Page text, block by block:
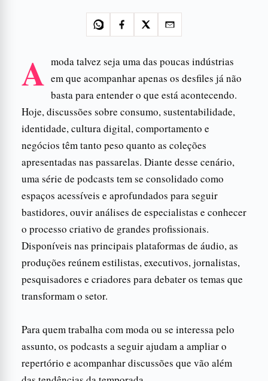
A moda talvez seja uma das poucas indústrias
em que acompanhar apenas os desfiles já não
basta para entender o que está acontecendo.
Hoje, discussões sobre consumo, sustentabilidade,
identidade, cultura digital, comportamento e
negócios têm tanto peso quanto as coleções
apresentadas nas passarelas. Diante desse cenário,
uma série de podcasts tem se consolidado como
espaços acessíveis e aprofundados para seguir
bastidores, ouvir análises de especialistas e conhecer
o processo criativo de grandes profissionais.
Disponíveis nas principais plataformas de áudio, as
produções reúnem estilistas, executivos, jornalistas,
pesquisadores e criadores para debater os temas que
transformam o setor.
Para quem trabalha com moda ou se interessa pelo
assunto, os podcasts a seguir ajudam a ampliar o
repertório e acompanhar discussões que vão além